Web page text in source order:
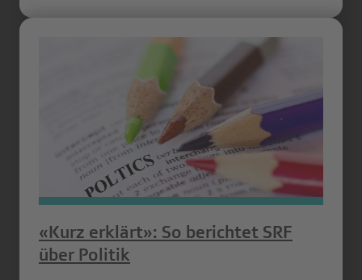
«Kurz erklärt»: So berichtet SRF
über Politik